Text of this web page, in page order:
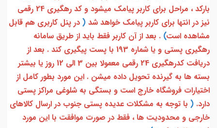
بارکد ، مراحل برای کاربر پیامک میشود و کد رهگیری 24 رقمی
نیز در انتها برای کاربر پیامک خواهد شد ( در پنل کاربری هم قابل
مشاهده است) . بعد از آن کاربر فقط باید از طریق سامانه
رهگیری پستی و یا شماره 193 با پست پیگیری کند . بعد از
دریافت کدرهگیری 24 رقمی معمولا بین 3 الی 12 روز یا بیشتر
بسته ها به گیرنده تحویل داده میشن . این مورد بطور کامل از
اختیارات فروشگاه خارج است و بستگی به شلوغی مراکز پستی
دارد. ( با توجه به مشکلات عدیده پستی جنوب در ارسال کالاهای
خارجی و محدودیت ها ، فقط در صورت موافقت با این مورد